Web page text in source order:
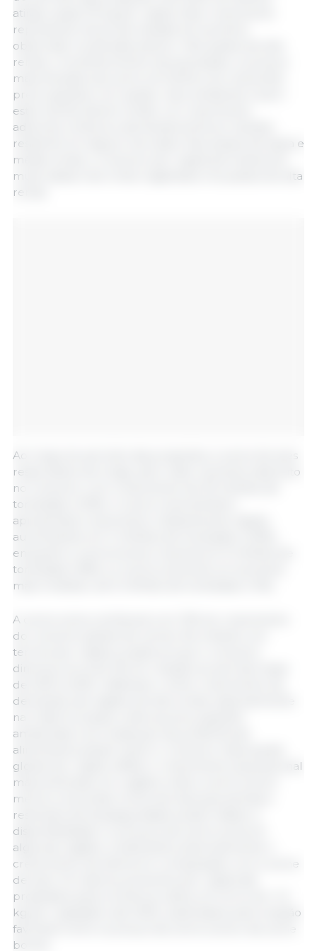
atingir quase 30 kg per capita. Esse crescimento
representa menos da metade do aumento
observado na década anterior. Nos países de alta
renda, o envelhecimento da população, os preços
mais elevados da carne vermelha e as crescentes
preocupações com saúde, meio ambiente e bem-
estar animal devem limitar um crescimento
adicional, embora a demanda tenha se mantido
resiliente em alguns mercados. Nos países de baixa e
média renda, o consumo per capita permanecerá
muito abaixo dos níveis registrados nos países de alta
renda.
Ao longo do período das projeções, a carne de aves
responderá, de longe, pelo maior aumento absoluto
no consumo, com crescimento de 29 milhões de
toneladas (+20%). A carne ovina também
apresentará crescimento relativamente rápido,
aumentando em 3 milhões de toneladas (+20%),
enquanto a carne bovina crescerá em 6 milhões de
toneladas (+8%) e a carne suína terá um aumento
mais modesto, de 6 milhões de toneladas (+4%).
A carne suína contribuirá com 13% do crescimento
do consumo global de carnes. No entanto, em
termos per capita, projeta-se que o consumo
diminua cerca de 4% em relação ao período-base
de 2023 a 2025, refletindo o lento crescimento da
demanda nas regiões de alta renda, especialmente
na União Europeia, onde as preocupações
ambientais e as mudanças nas preferências
alimentares pesam sobre o consumo. Essa queda
global per capita reflete o crescimento populacional
mais acelerado em regiões onde a carne suína é
menos consumida. Surtos de doenças animais e
restrições de biosseguridade podem afetar a
disponibilidade e os preços da carne suína em
algumas regiões, moderando potencialmente o
crescimento da oferta em comparação com a carne
de aves. Os maiores aumentos per capita são
projetados para a América Latina, em torno de +1,2
kg per capita/ano até 2035, sustentados pela relação
favorável entre os preços da carne suína e da carne
bovina.